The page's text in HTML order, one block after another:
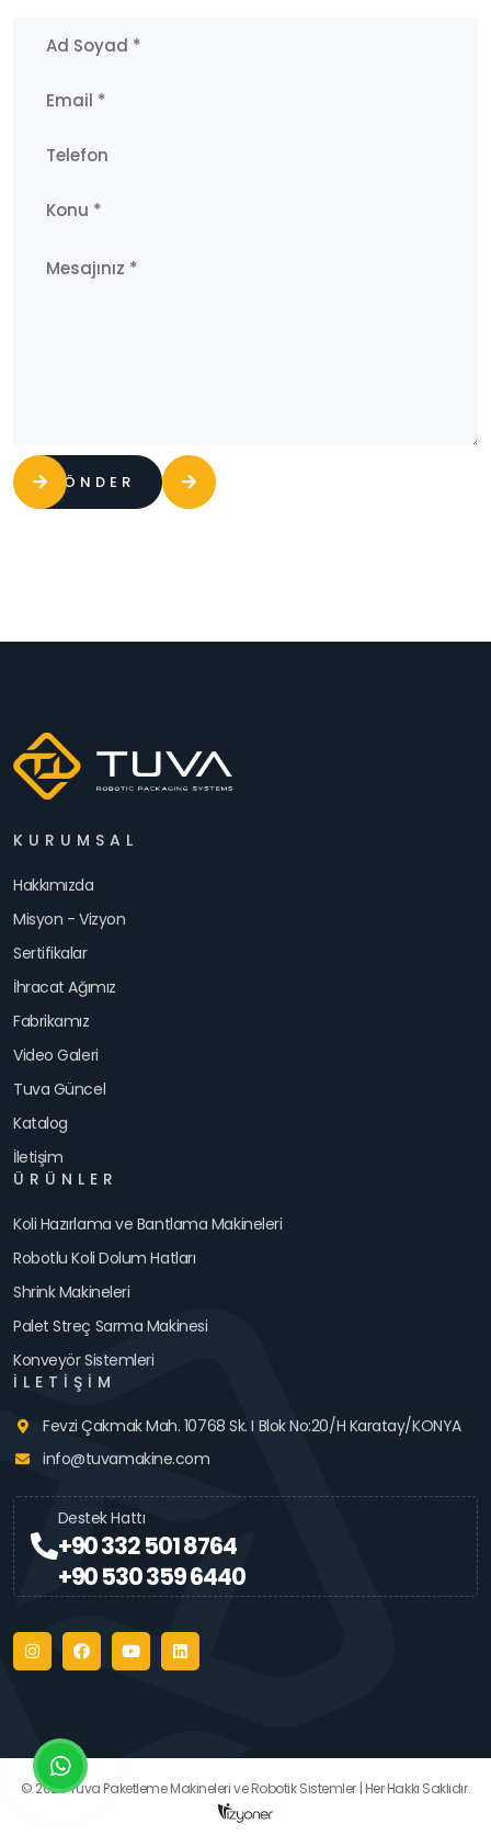
GÖNDER
KURUMSAL
Hakkımızda
Misyon - Vizyon
Sertifikalar
İhracat Ağımız
Fabrikamız
Video Galeri
Tuva Güncel
Katalog
İletişim
ÜRÜNLER
Koli Hazırlama ve Bantlama Makineleri
Robotlu Koli Dolum Hatları
Shrink Makineleri
Palet Streç Sarma Makinesi
Konveyör Sistemleri
İLETIŞIM
Fevzi Çakmak Mah. 10768 Sk. I Blok No:20/H Karatay/KONYA
info@tuvamakine.com
Destek Hattı
+90 332 501 8764
+90 530 359 6440
© 2026 Tuva Paketleme Makineleri ve Robotik Sistemler | Her Hakkı Saklıdır.